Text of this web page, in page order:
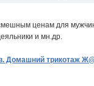
Домашний трикотаж